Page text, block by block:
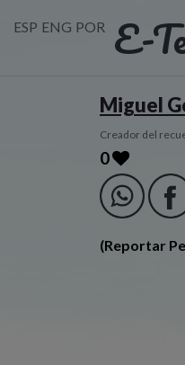
ESP ENG POR E-
Miguel
Creador del
0
(Reportar